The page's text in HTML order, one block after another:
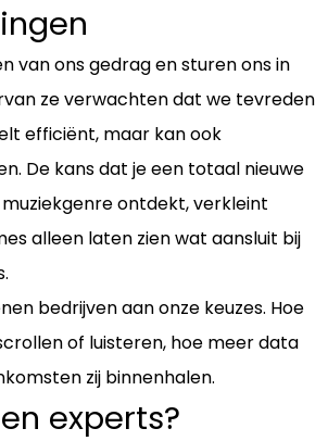
van ons gedrag en sturen ons in
ze verwachten dat we tevreden
efficiënt, maar kan ook
De kans dat je een totaal nieuwe
ontdekt, verkleint
alleen laten zien wat aansluit bij
bedrijven aan onze keuzes. Hoe
of luisteren, hoe meer data
zij binnenhalen.
experts?